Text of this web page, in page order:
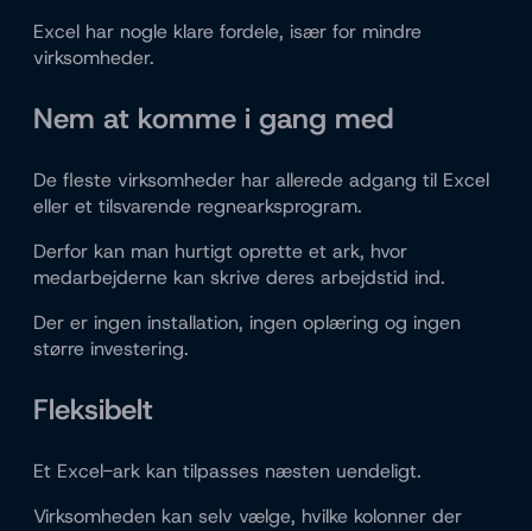
Excel har nogle klare fordele, især for mindre
virksomheder.
Nem at komme i gang med
De fleste virksomheder har allerede adgang til Excel
eller et tilsvarende regnearksprogram.
Derfor kan man hurtigt oprette et ark, hvor
medarbejderne kan skrive deres arbejdstid ind.
Der er ingen installation, ingen oplæring og ingen
større investering.
Fleksibelt
Et Excel-ark kan tilpasses næsten uendeligt.
Virksomheden kan selv vælge, hvilke kolonner der